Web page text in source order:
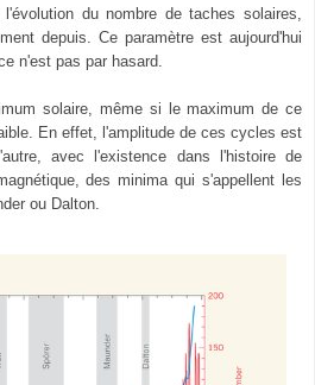
du nombre de taches solaires
depuis.
Ce paramètre est aujourd'hui
n'est pas par hasard.
solaire, même si le maximum de ce
En effet, l'amplitude de ces cycles est
avec l'existence dans l'histoire de
des minima qui s'appellent les
ou Dalton.